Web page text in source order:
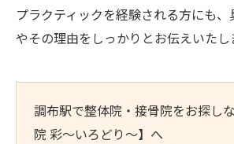
プラクティックを経験される方にも
やその理由をしっかりとお伝えいたし
調布駅で整体院・接骨院をお探し
院 彩～いろどり～】へ